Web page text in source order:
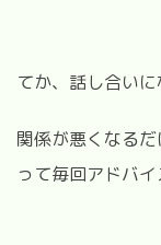
てか、話し合い
関係が悪くなる
って毎回アドバイ